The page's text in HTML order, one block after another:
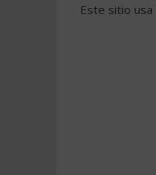
Este sitio